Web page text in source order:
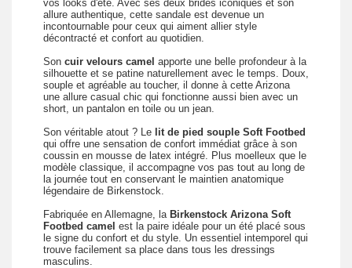
vos looks d'été. Avec ses deux brides iconiques et son
allure authentique, cette sandale est devenue un
incontournable pour ceux qui aiment allier style
décontracté et confort au quotidien.
Son cuir velours camel apporte une belle profondeur à la
silhouette et se patine naturellement avec le temps. Doux,
souple et agréable au toucher, il donne à cette Arizona
une allure casual chic qui fonctionne aussi bien avec un
short, un pantalon en toile ou un jean.
Son véritable atout ? Le lit de pied souple Soft Footbed
qui offre une sensation de confort immédiat grâce à son
coussin en mousse de latex intégré. Plus moelleux que le
modèle classique, il accompagne vos pas tout au long de
la journée tout en conservant le maintien anatomique
légendaire de Birkenstock.
Fabriquée en Allemagne, la Birkenstock Arizona Soft
Footbed camel est la paire idéale pour un été placé sous
le signe du confort et du style. Un essentiel intemporel qui
trouve facilement sa place dans tous les dressings
masculins.